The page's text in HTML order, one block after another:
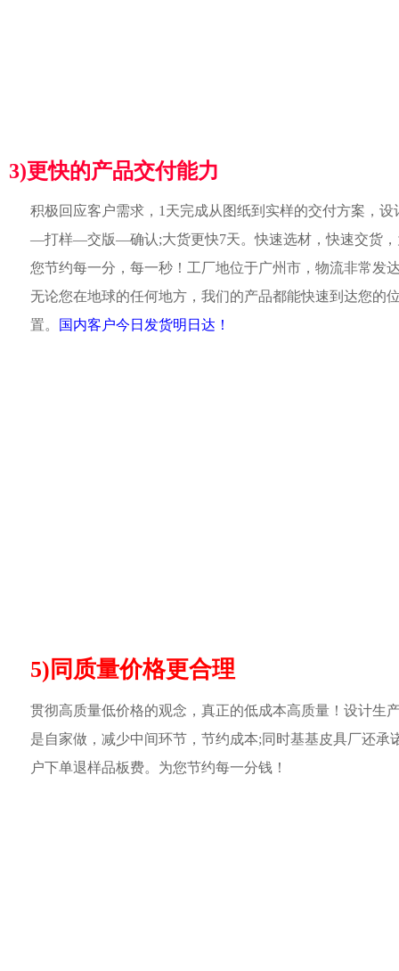
3)更快的产品交付能力
积极回应客户需求，1天完成从图纸到实样的交付方案，设
—打样—交版—确认;大货更快7天。快速选材，快速交货
您节约每一分，每一秒！工厂地位于广州市，物流非常发
无论您在地球的任何地方，我们的产品都能快速到达您的
置。
国内客户今日发货明日达！
5)同质量价格更合理
贯彻高质量低价格的观念，真正的低成本高质量！设计生
是自家做，减少中间环节，节约成本;同时基基皮具厂还承
户下单退样品板费。为您节约每一分钱！